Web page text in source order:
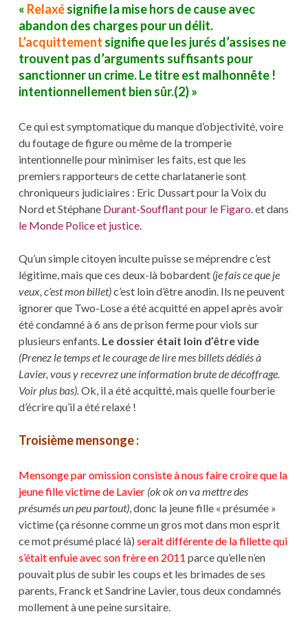
« Relaxésignifie la mise hors de cause avec
abandon des charges pour un délit.
L’acquittement signifie que les jurés d’assises ne
trouvent pas d’arguments suffisants pour
sanctionner un crime. Le titre est malhonnête !
intentionnellement bien sûr.(2) »
Ce qui est symptomatique du manque d’objectivité, voire
du foutage de figure ou même de la tromperie
intentionnelle pour minimiser les faits, est que les
premiers rapporteurs de cette charlatanerie sont
chroniqueurs judiciaires : Eric Dussart pour la Voix du
Nord et Stéphane Durant-Soufflant pour le Figaro . et dans
le Monde Police et justice.
Qu’un simple citoyen inculte puisse se méprendre c’est
légitime, mais que ces deux-là bobardent (je fais ce que je
veux, c’est mon billet)c’est loin d’être anodin. Ils ne peuvent
ignorer que Two-Lose a été acquitté en appel après avoir
été condamné à 6 ans de prison ferme pour viols sur
plusieurs enfants. Le dossier était loin d’être vide
(Prenez le temps et le courage de lire mes billets dédiés à
Lavier, vous y recevrez une information brute de décoffrage.
Voir plus bas). Ok, il a été acquitté, mais quelle fourberie
d’écrire qu’il a été relaxé !
Troisième mensonge :
Mensonge par omission consiste à nous faire croire que la
jeune fille victime de Lavier (ok ok on va mettre des
présumés un peu partout), donc la jeune fille « présumée »
victime (ça résonne comme un gros mot dans mon esprit
ce mot présumé placé là) serait différente de la fillette qui
s’était enfuie avec son frère en 2011 parce qu’elle n’en
pouvait plus de subir les coups et les brimades de ses
parents, Franck et Sandrine Lavier, tous deux condamnés
mollement à une peine sursitaire.